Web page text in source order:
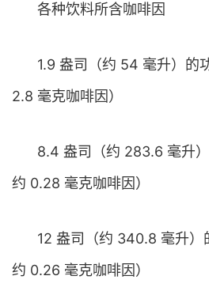
各种饮料所含咖啡因
1.9 盎司（约 54 毫升）的
2.8 毫克咖啡因）
8.4 盎司（约 283.6 毫升
约 0.28 毫克咖啡因）
12 盎司（约 340.8 毫升）
约 0.26 毫克咖啡因）